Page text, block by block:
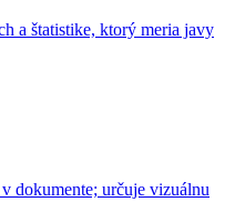
a štatistike, ktorý meria javy
dokumente; určuje vizuálnu